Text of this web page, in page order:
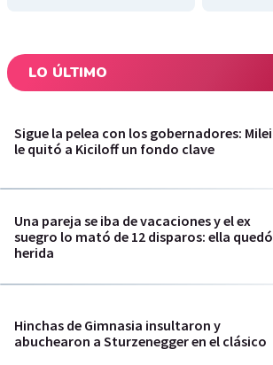
LO ÚLTIMO
Sigue la pelea con los gobernadores: Milei
le quitó a Kiciloff un fondo clave
Una pareja se iba de vacaciones y el ex
suegro lo mató de 12 disparos: ella quedó
herida
Hinchas de Gimnasia insultaron y
abuchearon a Sturzenegger en el clásico